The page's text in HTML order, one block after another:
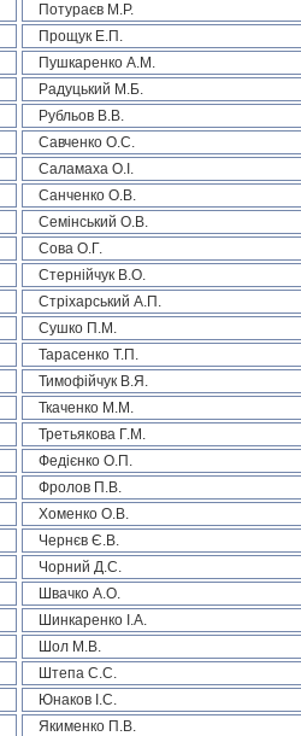
Потураєв М.Р.
Прощук Е.П.
Пушкаренко А.М.
Радуцький М.Б.
Рубльов В.В.
Савченко О.С.
Саламаха О.І.
Санченко О.В.
Семінський О.В.
Сова О.Г.
Стернійчук В.О.
Стріхарський А.П.
Сушко П.М.
Тарасенко Т.П.
Тимофійчук В.Я.
Ткаченко М.М.
Третьякова Г.М.
Федієнко О.П.
Фролов П.В.
Хоменко О.В.
Чернєв Є.В.
Чорний Д.С.
Швачко А.О.
Шинкаренко І.А.
Шол М.В.
Штепа С.С.
Юнаков І.С.
Якименко П.В.